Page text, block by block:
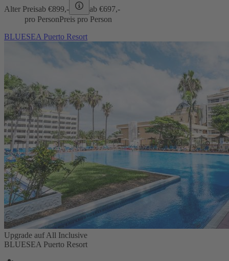
Alter Preisab €899,- ab €697,-
pro PersonPreis pro Person
BLUESEA Puerto Resort
Upgrade auf All Inclusive
BLUESEA Puerto Resort